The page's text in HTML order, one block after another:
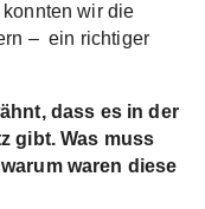
wir die
– ein richtiger
dass es in der
gibt. Was muss
waren diese